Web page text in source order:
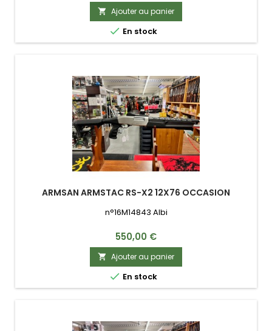
 Ajouter au panier
 En stock
ARMSAN ARMSTAC RS-X2 12X76 OCCASION
n°16M14843 Albi
Prix
550,00 €
 Ajouter au panier
 En stock